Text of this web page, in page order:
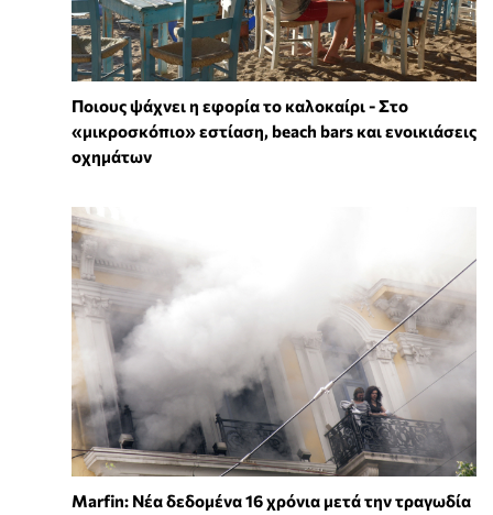
Ποιους ψάχνει η εφορία το καλοκαίρι - Στο
«μικροσκόπιο» εστίαση, beach bars και ενοικιάσεις
οχημάτων
Marfin: Νέα δεδομένα 16 χρόνια μετά την τραγωδία